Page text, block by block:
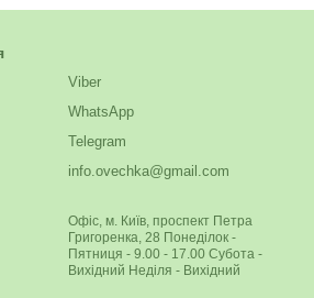
Viber
WhatsApp
Telegram
info.ovechka@gmail.com
Офіс, м. Київ, проспект Петра
Григоренка, 28 Понеділок -
Пятниця - 9.00 - 17.00 Субота -
Вихідний Неділя - Вихідний